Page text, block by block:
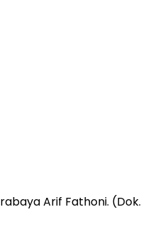
Arif Fathoni. (Dok.